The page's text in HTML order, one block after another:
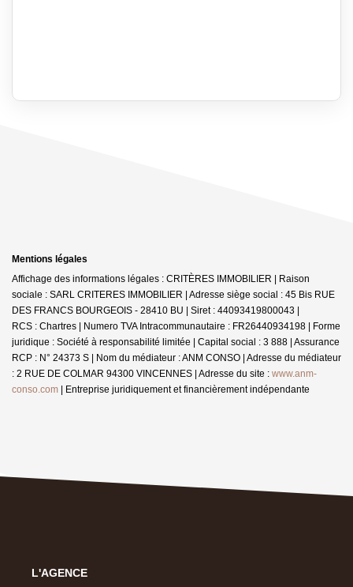
Mentions légales
Affichage des informations légales : CRITÈRES IMMOBILIER | Raison
sociale : SARL CRITERES IMMOBILIER | Adresse siège social : 45 Bis RUE
DES FRANCS BOURGEOIS - 28410 BU | Siret : 44093419800043 |
RCS : Chartres | Numero TVA Intracommunautaire : FR26440934198 | Forme
juridique : Société à responsabilité limitée | Capital social : 3 888 | Assurance
RCP : N° 24373 S | Nom du médiateur : ANM CONSO | Adresse du médiateur
: 2 RUE DE COLMAR 94300 VINCENNES | Adresse du site : www.anm-
conso.com | Entreprise juridiquement et financièrement indépendante
L'AGENCE